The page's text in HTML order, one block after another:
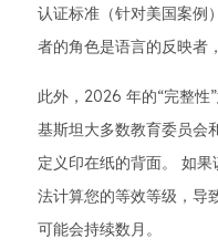
认证标准（针对美国案例
者的角色是语言的反映者
此外，2026 年的“完整性
基斯坦大多数教育委员会
定义印在纸的背面。 如
法计算您的等效等级，导
可能会持续数月。